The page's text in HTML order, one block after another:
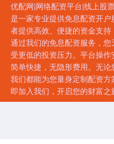
优配网|网络配资平台|线上股
是一家专业提供免息配资开
者提供高效、便捷的资金支持
通过我们的免息配资服务，
受更低的投资压力。平台操
简单快捷，无隐形费用。无论
我们都能为您量身定制配资
即加入我们，开启您的财富之